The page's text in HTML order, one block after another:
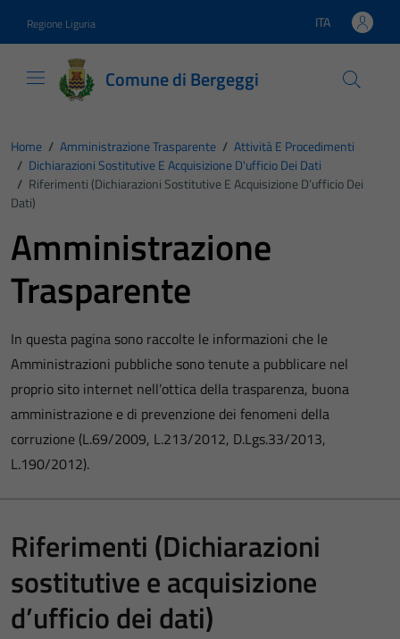
Regione Liguria Lingua attiva:
ITA
Comune di Bergeggi
Home / Amministrazione Trasparente / Attività E Procedimenti
/ Dichiarazioni Sostitutive E Acquisizione D'ufficio Dei Dati
/ Riferimenti (Dichiarazioni Sostitutive E Acquisizione D’ufficio Dei
Dati)
Amministrazione
Trasparente
In questa pagina sono raccolte le informazioni che le
Amministrazioni pubbliche sono tenute a pubblicare nel
proprio sito internet nell’ottica della trasparenza, buona
amministrazione e di prevenzione dei fenomeni della
corruzione (L.69/2009, L.213/2012, D.Lgs.33/2013,
L.190/2012).
Riferimenti (Dichiarazioni
sostitutive e acquisizione
d’ufficio dei dati)